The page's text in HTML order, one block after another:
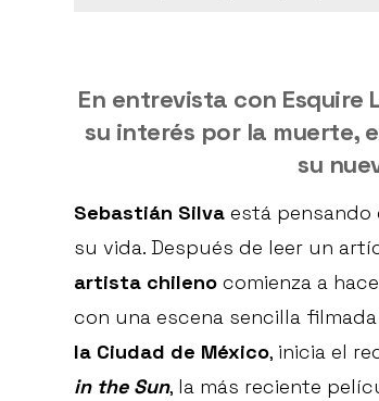
En entrevista con
su interés por la muerte,
su
Sebastián Silva está pensando
su vida. Después de leer un
artista chileno comienza a
con una escena sencilla
la Ciudad de México, inicia el
in the Sun, la más reciente